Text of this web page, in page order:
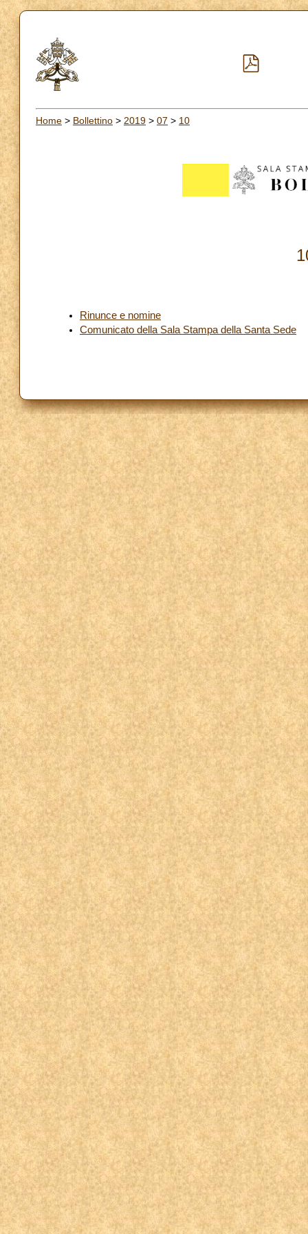
Home > Bollettino > 2019 > 07 > 10
Rinunce e nomine
Comunicato della Sala Stampa della Santa Sede